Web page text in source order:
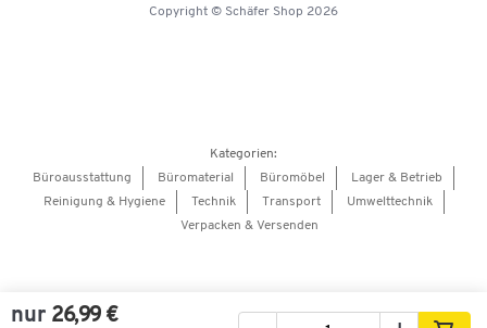
nur 26,99 €
KinderHerz Zukunftsfonds
Barrierefreiheitserklärung
Onlinebewerbung Lieferant
Copyright © Schäfer Shop 2026
Kategorien:
Büroausstattung
Büromaterial Büromöbel
Lager & Betrieb
Reinigung & Hygiene
Technik Transport
Umwelttechnik
Verpacken & Versenden